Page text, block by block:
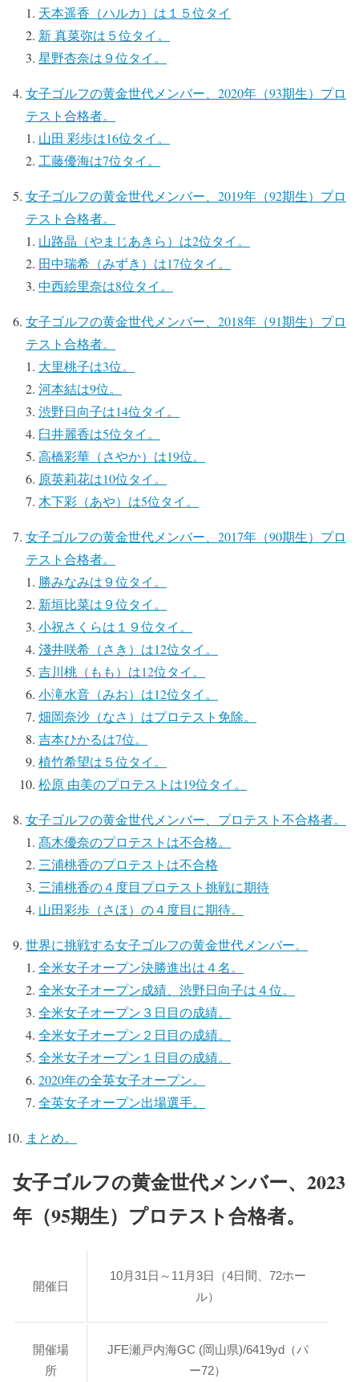
天本遥香（ハルカ）は１５位タイ
新 真菜弥は５位タイ。
星野杏奈は９位タイ。
女子ゴルフの黄金世代メンバー、2020年（93期生）プロ
テスト合格者。
山田 彩歩は16位タイ。
工藤優海は7位タイ。
女子ゴルフの黄金世代メンバー、2019年（92期生）プロ
テスト合格者。
山路晶（やまじあきら）は2位タイ。
田中瑞希（みずき）は17位タイ。
中西絵里奈は8位タイ。
女子ゴルフの黄金世代メンバー、2018年（91期生）プロ
テスト合格者。
大里桃子は3位。
河本結は9位。
渋野日向子は14位タイ。
臼井麗香は5位タイ。
高橋彩華（さやか）は19位。
原英莉花は10位タイ。
木下彩（あや）は5位タイ。
女子ゴルフの黄金世代メンバー、2017年（90期生）プロ
テスト合格者。
勝みなみは９位タイ。
新垣比菜は９位タイ。
小祝さくらは１９位タイ。
淺井咲希（さき）は12位タイ。
吉川桃（もも）は12位タイ。
小滝水音（みお）は12位タイ。
畑岡奈沙（なさ）はプロテスト免除。
吉本ひかるは7位。
植竹希望は５位タイ。
松原 由美のプロテストは19位タイ。
女子ゴルフの黄金世代メンバー、プロテスト不合格者。
髙木優奈のプロテストは不合格。
三浦桃香のプロテストは不合格
三浦桃香の４度目プロテスト挑戦に期待
山田彩歩（さほ）の４度目に期待。
世界に挑戦する女子ゴルフの黄金世代メンバー。
全米女子オープン決勝進出は４名。
全米女子オープン成績、渋野日向子は４位。
全米女子オープン３日目の成績。
全米女子オープン２日目の成績。
全米女子オープン１日目の成績。
2020年の全英女子オープン。
全英女子オープン出場選手。
まとめ。
女子ゴルフの黄金世代メンバー、2023
年（95期生）プロテスト合格者。
開催日
10月31日～11月3日（4日間、72ホー
ル）
開催場
所
JFE瀬戸内海GC (岡山県)/6419yd（パ
ー72）